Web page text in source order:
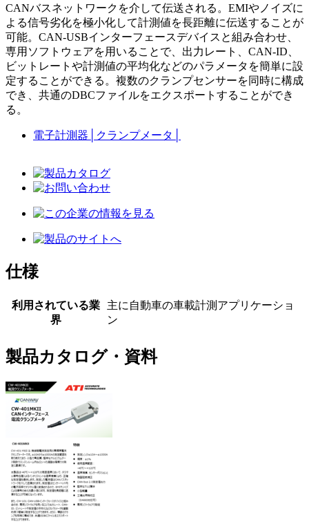
CANバスネットワークを介して伝送される。EMIやノイズに
よる信号劣化を極小化して計測値を長距離に伝送することが
可能。CAN-USBインターフェースデバイスと組み合わせ、
専用ソフトウェアを用いることで、出力レート、CAN-ID、
ビットレートや計測値の平均化などのパラメータを簡単に設
定することができる。複数のクランプセンサーを同時に構成
でき、共通のDBCファイルをエクスポートすることができ
る。
電子計測器 クランプメータ
仕様
利用されている業
界
主に自動車の車載計測アプリケーショ
ン
製品カタログ・資料